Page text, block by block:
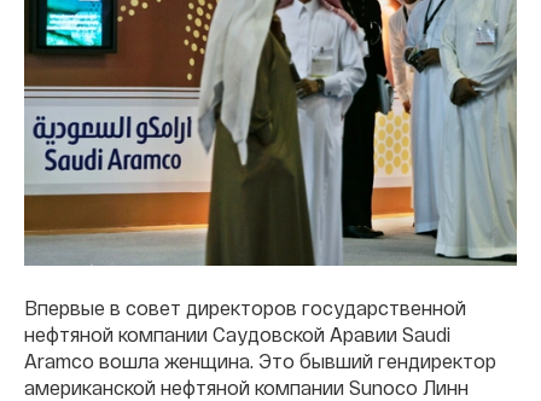
Впервые в совет директоров государственной
нефтяной компании Саудовской Аравии Saudi
Aramco вошла женщина. Это бывший гендиректор
американской нефтяной компании Sunoco Линн